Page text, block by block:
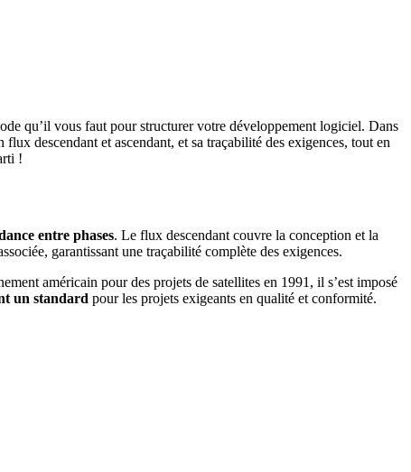
qu’il vous faut pour structurer votre développement logiciel. Dans
descendant et ascendant, et sa traçabilité des exigences, tout en
!
entre phases. Le flux descendant couvre la conception et la
garantissant une traçabilité complète des exigences.
américain pour des projets de satellites en 1991, il s’est imposé
un standard pour les projets exigeants en qualité et conformité.